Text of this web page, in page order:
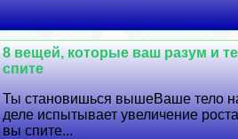
8 вещей, которые ваш разум и
спите
Ты становишься вышеВаше тело
деле испытывает увеличение
вы спите...